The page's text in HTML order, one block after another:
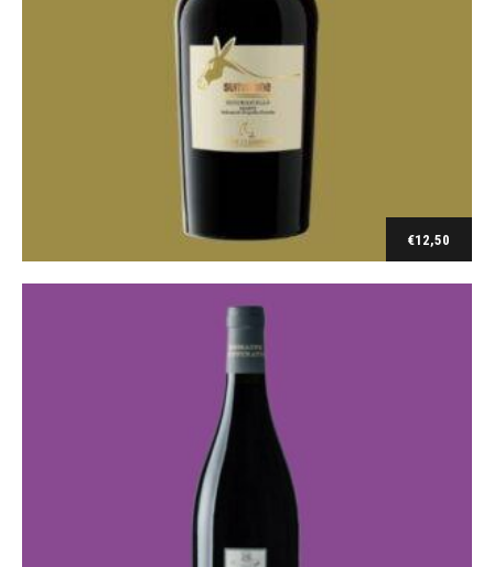
Ajouter au panier
€12,50
carignan
Ruffinatto Les Ménines rouge 2021
€16,00